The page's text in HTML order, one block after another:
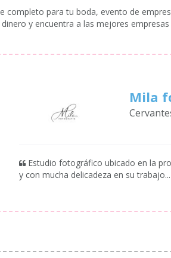
completo para tu boda, evento de
y encuentra a las mejores
Mila
Estudio fotográfico ubicado en la
y con mucha delicadeza en su trabajo...